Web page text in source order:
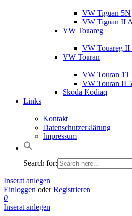
VW Tiguan 5N
VW Tiguan II
VW Touareg
VW Touareg II
VW Touran
VW Touran 1T
VW Touran II
Skoda Kodiaq
Links
Kontakt
Datenschutzerklärung
Impressum
Search for:
Inserat anlegen
Einloggen oder Registrieren
0
Inserat anlegen